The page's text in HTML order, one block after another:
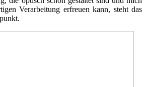
Verarbeitung erfreuen kann, steht das